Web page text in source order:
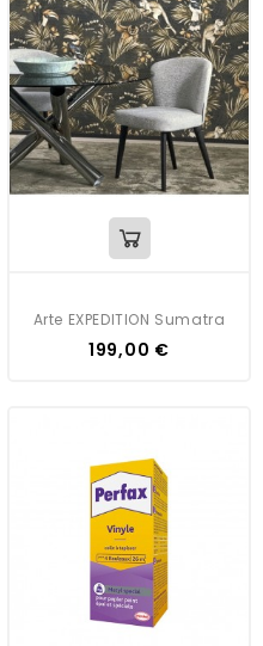
Arte EXPEDITION Sumatra
199,00 €